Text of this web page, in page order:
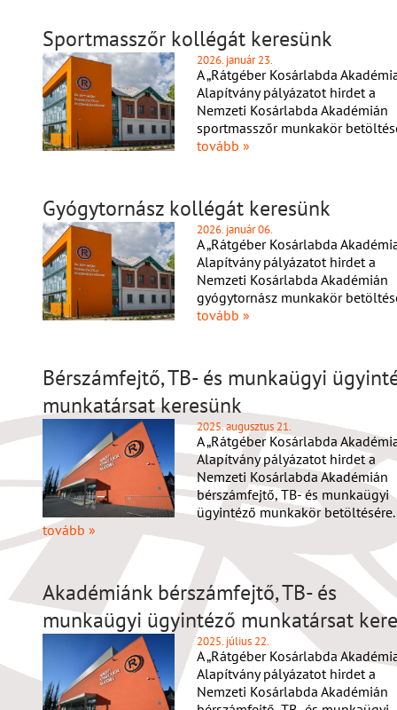
Sportmasszőr kollégát keresünk
2026. január 23.
A „Rátgéber Kosárlabda
Alapítvány pályázatot hirdet a
Nemzeti Kosárlabda Akadémián
sportmasszőr munkakör
tovább »
Gyógytornász kollégát keresünk
2026. január 06.
A „Rátgéber Kosárlabda
Alapítvány pályázatot hirdet a
Nemzeti Kosárlabda Akadémián
gyógytornász munkakör
tovább »
Bérszámfejtő, TB- és munkaügyi
munkatársat keresünk
2025. augusztus 21.
A „Rátgéber Kosárlabda
Alapítvány pályázatot hirdet a
Nemzeti Kosárlabda Akadémián
bérszámfejtő, TB- és munkaügyi
ügyintéző munkakör betöltésére.
tovább »
Akadémiánk bérszámfejtő, TB- és
munkaügyi ügyintéző munkatársat
2025. július 22.
A „Rátgéber Kosárlabda
Alapítvány pályázatot hirdet a
Nemzeti Kosárlabda Akadémián